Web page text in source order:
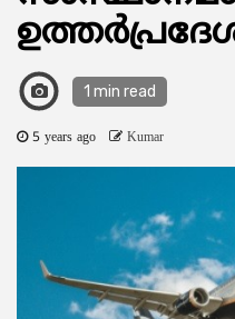
1 min read
5 years ago Kumar